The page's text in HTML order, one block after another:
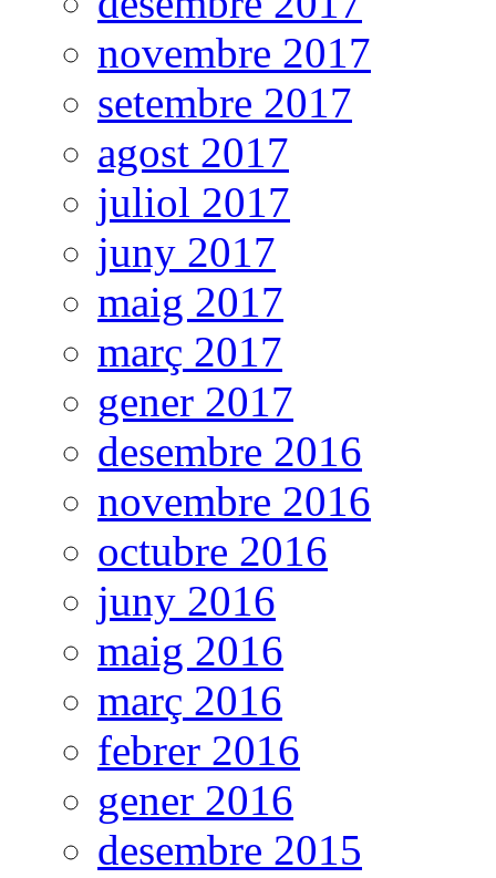
novembre 2017
setembre 2017
agost 2017
juliol 2017
juny 2017
maig 2017
març 2017
gener 2017
desembre 2016
novembre 2016
octubre 2016
juny 2016
maig 2016
març 2016
febrer 2016
gener 2016
desembre 2015